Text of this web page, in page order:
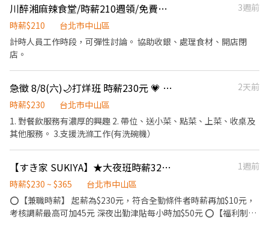
限，快來卡位吧！
次越多賺越多~~ ◆ 值班津貼：每小時20元(晉升組長後 ◆ 早、晚班
津貼：23:00-07:00（每小時享有50-80元津貼 ◆ 健檢：任職滿一年
起，公司提供年度健檢照顧你的健康 ◆ 保險：除勞、健、勞退外，
公司更為你投保團保維護你的安全 ◆ 員工用餐折扣：兼職夥伴當日
牌禮卷 讓生日更有溫度 你過節我共歡，重要節慶我們提供你福利禮
券 好好與家人歡慶 你旅遊我贊助，每年職福會提供你旅遊津貼 好好
川醉湘麻辣食堂/時薪210週領/免費供餐
3週前
時薪$210
台北市中山區
計時人員工作時段，可彈性討論。 協助收銀、處理食材、開店閉
店。
急徵 8/8(六)🌙打烊班 時薪230元 💗 民生東店 餐廳外場服務生
2天前
時薪$230
台北市中山區
1. 對餐飲服務有濃厚的興趣 2. 帶位、送小菜、點菜、上菜、收桌及
其他服務。 3.支援洗滌工作(有洗碗機）
【すき家 SUKIYA】★大夜班時薪320元起(含全勤津貼獎金)★ 大直北安店
1週前
時薪$230 ~ $365
台北市中山區
⭕【兼職時薪】 起薪為$230元，符合全勤條件者時薪再加$10元，
考核調薪最高可加45元 深夜出勤津貼每小時加$50元 ⭕【福利制